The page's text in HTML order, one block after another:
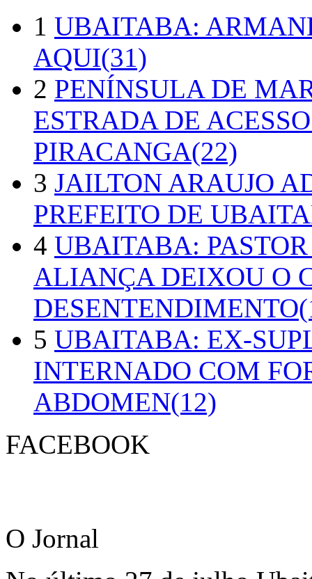
1 UBAITABA:
AQUI(31)
2 PENÍNSULA DE
ESTRADA DE
PIRACANGA(22)
3 JAILTON ARAUJO
PREFEITO DE
4 UBAITABA:
ALIANÇA DEIXOU O
5 UBAITABA: EX-
INTERNADO COM
ABDOMEN(12)
FACEBOOK
O Jornal